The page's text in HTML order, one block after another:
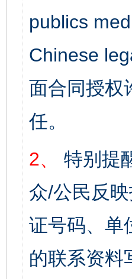
publics
Chinese
面合同授权
任。
2、
特别提
众/公民反
证号码、单
的联系资料